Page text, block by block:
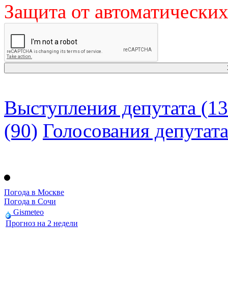
Защита от
Выступления депутата
(90) Голосования депутата
Погода в Москве
Погода в Сочи
Gismeteo
Прогноз на 2 недели